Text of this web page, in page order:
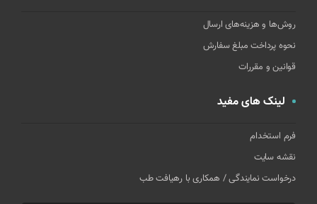
روش‌ها و هزینه‌های ارسال
نحوه پرداخت مبلغ سفارش
قوانین و مقررات
لینک های مفید
فرم استخدام
نقشه سایت
درخواست نمایندگی / همکاری با رهیافت طب